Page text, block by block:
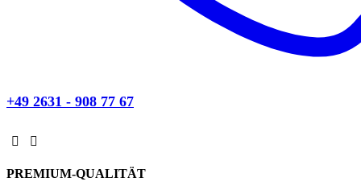
+49 2631 - 908 77 67
PREMIUM-QUALITÄT